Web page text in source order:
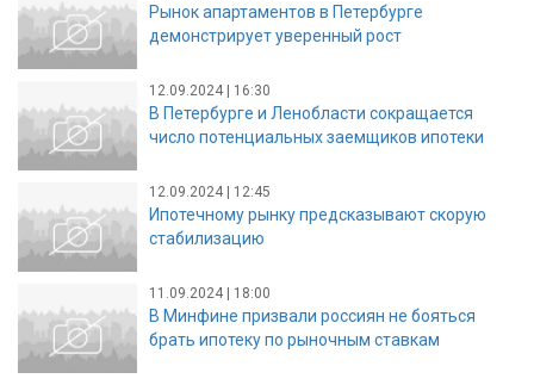
Рынок апартаментов в Петербурге
демонстрирует уверенный рост
12.09.2024 | 16:30
В Петербурге и Ленобласти сокращается
число потенциальных заемщиков ипотеки
12.09.2024 | 12:45
Ипотечному рынку предсказывают скорую
стабилизацию
11.09.2024 | 18:00
В Минфине призвали россиян не бояться
брать ипотеку по рыночным ставкам